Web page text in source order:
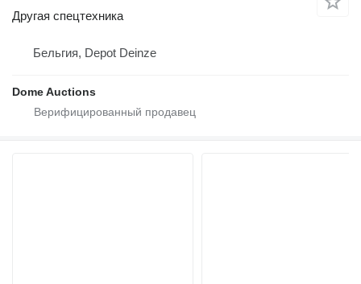
Другая спецтехника
Бельгия, Depot Deinze
Dome Auctions